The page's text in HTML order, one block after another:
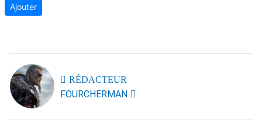
RÉDACTEUR
FOURCHERMAN
Ajouter